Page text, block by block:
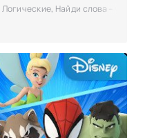
викторина для
Логические, Найди слова –